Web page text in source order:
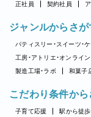
正社員 契約社員
ジャンルからさが
パティスリー・スイーツ・
工房・アトリエ・オンライ
製造工場・ラボ
和菓子
こだわり条件か
子育て応援 駅から徒